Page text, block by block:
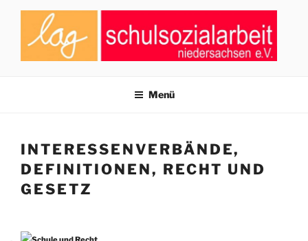
Zum
springen
NIEDERSACHSEN E.V.
Menü
INTERESSENVERBÄNDE,
DEFINITIONEN, RECHT UND
GESETZ